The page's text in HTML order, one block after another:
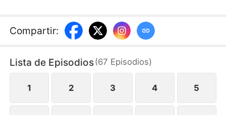
corazón roto, Clara decide divorciarse. Por
causalidad, conoce a Sebastián, jefe del Grupo
incondicional. Cuando Iván intenta recuperarla,
Sebastián ya está a su lado, decidido a luchar por
Compartir:
Lista de Episodios(67 Episodios)
1 2 3 4 5